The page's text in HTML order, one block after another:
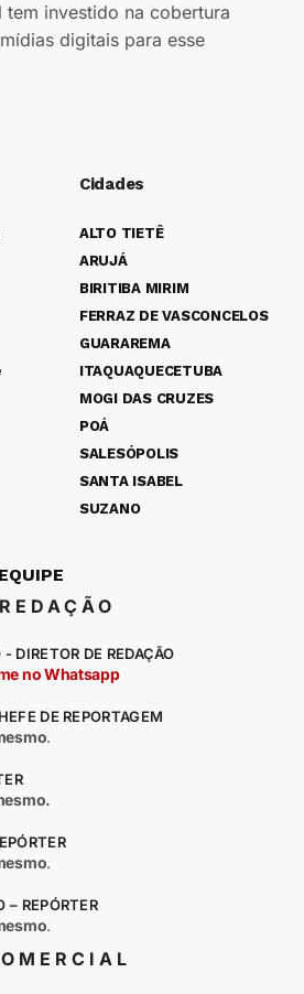
investido na cobertura
digitais para esse
Cidades
ALTO TIETÊ
ARUJÁ
BIRITIBA MIRIM
FERRAZ DE VASCONCELOS
GUARAREMA
ITAQUAQUECETUBA
MOGI DAS CRUZES
POÁ
SALESÓPOLIS
SANTA ISABEL
SUZANO
REDAÇÃO
DIRETOR DE REDAÇÃO
no Whatsapp
DE REPORTAGEM
.
.
– REPÓRTER
.